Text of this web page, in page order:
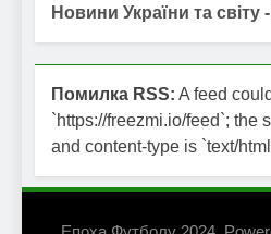
Новини України та світу
Помилка RSS: A feed
`https://freezmi.io/feed`; the
and content-type is `text/